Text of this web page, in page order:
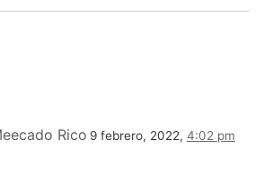
Rico 9 febrero, 2022, 4:02 pm